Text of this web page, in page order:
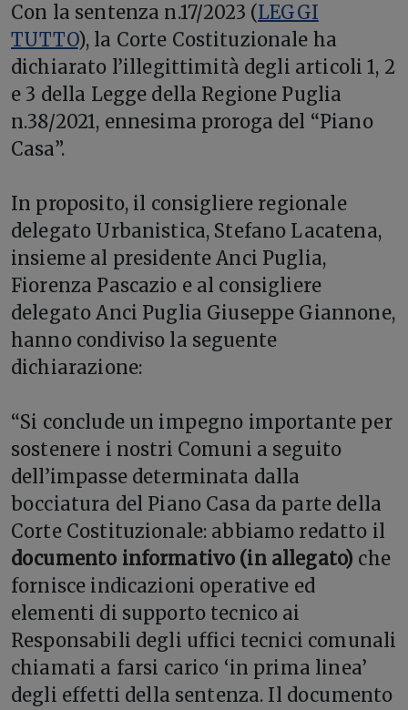
Con la sentenza n.17/2023 (LEGGI
TUTTO), la Corte Costituzionale ha
dichiarato l’illegittimità degli articoli 1, 2
e 3 della Legge della Regione Puglia
n.38/2021, ennesima proroga del “Piano
Casa”.
In proposito, il consigliere regionale
delegato Urbanistica, Stefano Lacatena,
insieme al presidente Anci Puglia,
Fiorenza Pascazio e al consigliere
delegato Anci Puglia Giuseppe Giannone,
hanno condiviso la seguente
dichiarazione:
“Si conclude un impegno importante per
sostenere i nostri Comuni a seguito
dell’impasse determinata dalla
bocciatura del Piano Casa da parte della
Corte Costituzionale: abbiamo redatto il
documento informativo (in allegato) che
fornisce indicazioni operative ed
elementi di supporto tecnico ai
Responsabili degli uffici tecnici comunali
chiamati a farsi carico ‘in prima linea’
degli effetti della sentenza. Il documento